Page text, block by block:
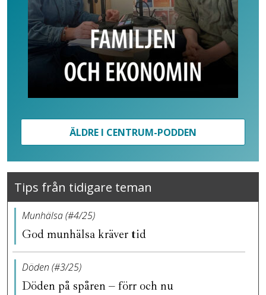
ÄLDRE I CENTRUM-PODDEN
Tips från tidigare teman
Munhälsa (#4/25)
God munhälsa kräver tid
Döden (#3/25)
Döden på spåren – förr och nu